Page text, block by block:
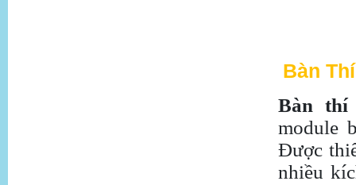
Bàn
Bàn thí
module
Được
nhiều